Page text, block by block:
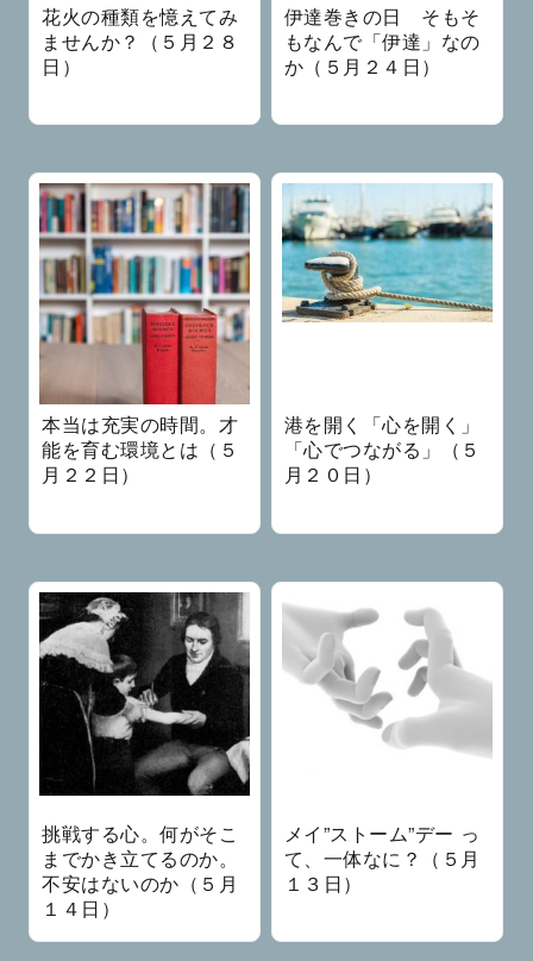
花火の種類を憶えてみ
ませんか？（５月２８
日）
伊達巻きの日 そもそ
もなんで「伊達」なの
か（５月２４日）
本当は充実の時間。才
能を育む環境とは（５
月２２日）
港を開く「心を開く」
「心でつながる」（５
月２０日）
挑戦する心。何がそこ
までかき立てるのか。
不安はないのか（５月
１４日）
メイ”ストーム”デー っ
て、一体なに？（５月
１３日）